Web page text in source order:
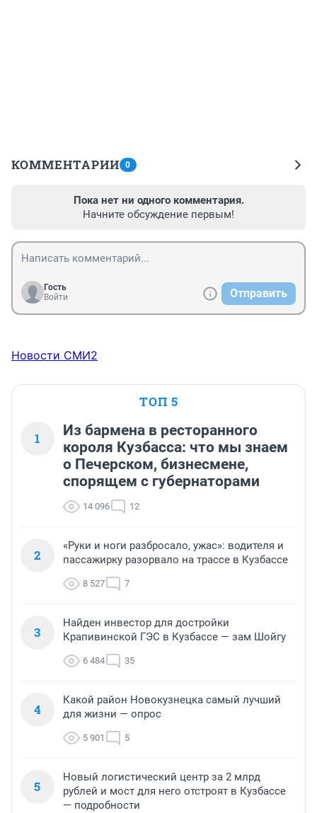
КОММЕНТАРИИ 0
Пока нет ни одного комментария.
Начните обсуждение первым!
Гость
Войти
Отправить
Новости СМИ2
ТОП 5
1
Из бармена в ресторанного
короля Кузбасса: что мы знаем
о Печерском, бизнесмене,
спорящем с губернаторами
14 096 12
2
«Руки и ноги разбросало, ужас»: водителя и
пассажирку разорвало на трассе в Кузбассе
8 527 7
3
Найден инвестор для достройки
Крапивинской ГЭС в Кузбассе — зам Шойгу
6 484 35
4
Какой район Новокузнецка самый лучший
для жизни — опрос
5 901 5
5
Новый логистический центр за 2 млрд
рублей и мост для него отстроят в Кузбассе
— подробности